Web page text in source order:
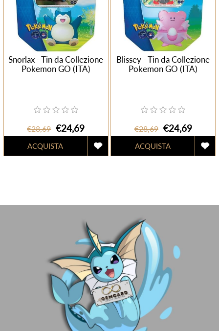
Snorlax - Tin da Collezione
Pokemon GO (ITA)
€28,69 €24,69
Blissey - Tin da Collezione
Pokemon GO (ITA)
€28,69 €24,69